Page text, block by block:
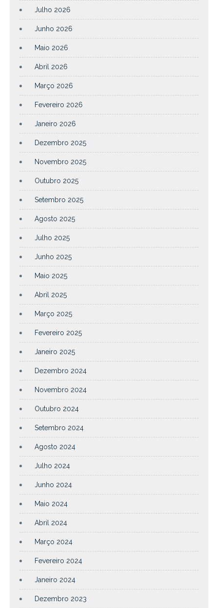
Julho 2026
Junho 2026
Maio 2026
Abril 2026
Março 2026
Fevereiro 2026
Janeiro 2026
Dezembro 2025
Novembro 2025
Outubro 2025
Setembro 2025
Agosto 2025
Julho 2025
Junho 2025
Maio 2025
Abril 2025
Março 2025
Fevereiro 2025
Janeiro 2025
Dezembro 2024
Novembro 2024
Outubro 2024
Setembro 2024
Agosto 2024
Julho 2024
Junho 2024
Maio 2024
Abril 2024
Março 2024
Fevereiro 2024
Janeiro 2024
Dezembro 2023